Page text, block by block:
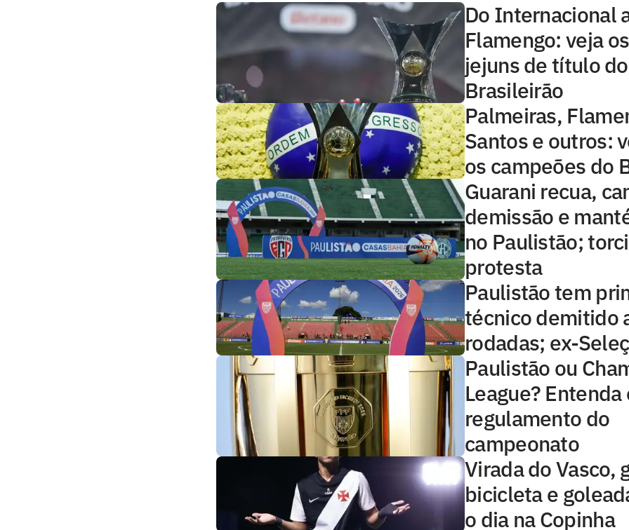
Do Internacional
Flamengo: veja
jejuns de título do
Brasileirão
Palmeiras,
Santos e outros:
os campeões do
Guarani recua,
demissão e
no Paulistão;
protesta
Paulistão tem
técnico demitido
rodadas; ex-
Paulistão ou
League? Entenda
regulamento do
campeonato
Virada do Vasco,
bicicleta e
o dia na Copinha